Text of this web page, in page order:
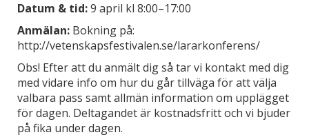
Datum & tid:9 april kl 8:00–17:00
Anmälan: Bokning på:
http://vetenskapsfestivalen.se/lararkonferens/
Obs! Efter att du anmält dig så tar vi kontakt med dig
med vidare info om hur du går tillväga för att välja
valbara pass samt allmän information om upplägget
för dagen. Deltagandet är kostnadsfritt och vi bjuder
på fika under dagen.